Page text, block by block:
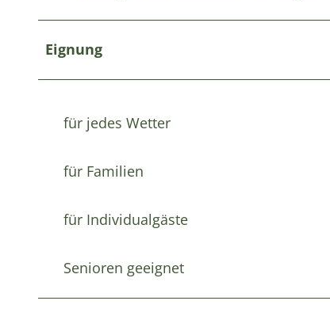
Eignung
für jedes Wetter
für Familien
für Individualgäste
Senioren geeignet